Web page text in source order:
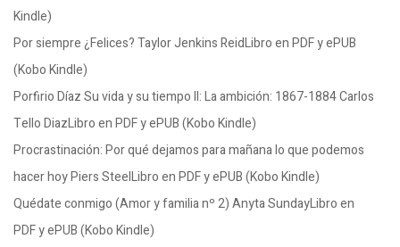
Kindle)
Por siempre ¿Felices? Taylor Jenkins ReidLibro en PDF y ePUB
(Kobo Kindle)
Porfirio Díaz Su vida y su tiempo II: La ambición: 1867-1884 Carlos
Tello DiazLibro en PDF y ePUB (Kobo Kindle)
Procrastinación: Por qué dejamos para mañana lo que podemos
hacer hoy Piers SteelLibro en PDF y ePUB (Kobo Kindle)
Quédate conmigo (Amor y familia nº 2) Anyta SundayLibro en
PDF y ePUB (Kobo Kindle)